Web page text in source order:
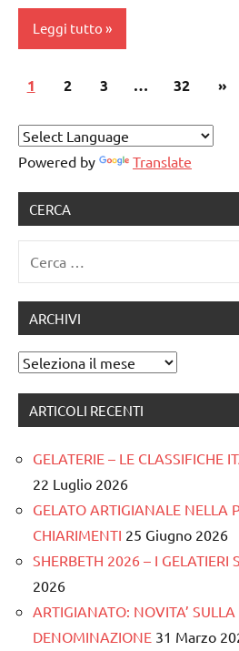
Leggi tutto
gelataio
gelatieri
artigianale
Paginazione
articoli
1 2 3 … 32 »
Powered by Translate
CERCA
ARCHIVI
Archivi
ARTICOLI RECENTI
GELATERIE – LE CLASSIFICHE
22 Luglio 2026
GELATO ARTIGIANALE NELLA
CHIARIMENTI 25 Giugno 2026
SHERBETH 2026 – I GELATIERI
2026
ARTIGIANATO: NOVITA’
DENOMINAZIONE 31 Marzo